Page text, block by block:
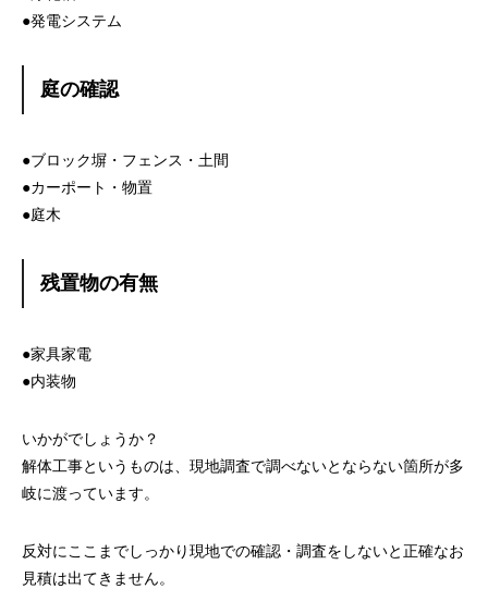
●発電システム
庭の確認
●ブロック塀・フェンス・土間
●カーポート・物置
●庭木
残置物の有無
●家具家電
●内装物
いかがでしょうか？
解体工事というものは、現地調査で調べないとならない箇所が多
岐に渡っています。
反対にここまでしっかり現地での確認・調査をしないと正確なお
見積は出てきません。